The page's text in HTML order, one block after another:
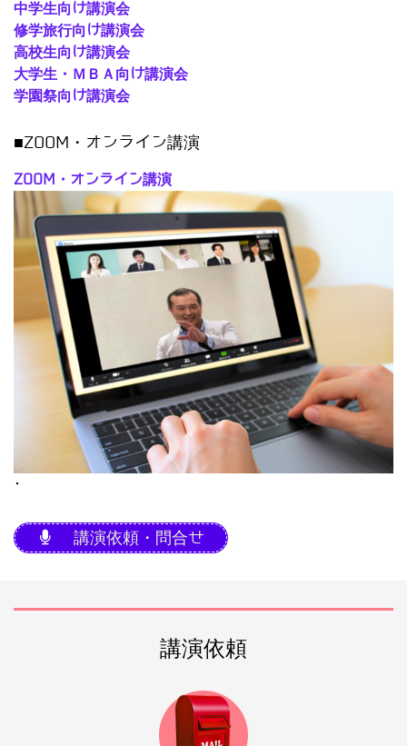
中学生向け講演会
修学旅行向け講演会
高校生向け講演会
大学生・ＭＢＡ向け講演会
学園祭向け講演会
■ZOOM・オンライン講演
ZOOM・オンライン講演
･
講演依頼・問合せ
講演依頼